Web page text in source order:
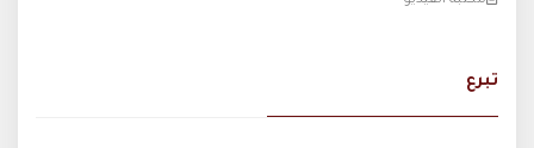
تبرع